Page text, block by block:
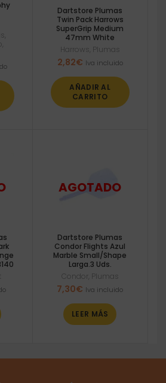
Dartstore Plumas
Twin Pack Harrows
SuperGrip Medium
47mm White
Harrows Plumas
2,82€ Iva incluido
AÑADIR AL
CARRITO
Dartstore Plumas
Condor Flights Azul
Marble Small/Shape
Larga.3 Uds.
Condor Plumas
7,30€ Iva incluido
LEER MÁS